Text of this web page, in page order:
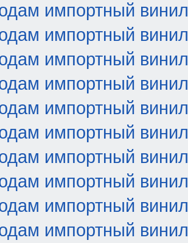
импортный винил
импортный винил
импортный винил
импортный винил
импортный винил
импортный винил
импортный винил
импортный винил
импортный винил
импортный винил